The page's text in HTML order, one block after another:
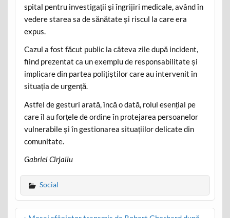
spital pentru investigații și îngrijiri medicale, având în
vedere starea sa de sănătate și riscul la care era
expus.
Cazul a fost făcut public la câteva zile după incident,
fiind prezentat ca un exemplu de responsabilitate și
implicare din partea polițiștilor care au intervenit în
situația de urgență.
Astfel de gesturi arată, încă o dată, rolul esențial pe
care îl au forțele de ordine în protejarea persoanelor
vulnerabile și în gestionarea situațiilor delicate din
comunitate.
Gabriel Cîrjaliu
Social